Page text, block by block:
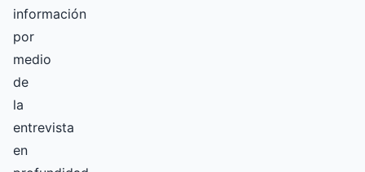
información
por
medio
de
la
entrevista
en